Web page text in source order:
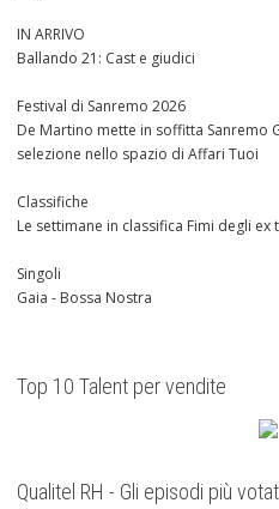
IN ARRIVO
Ballando 21: Cast e giudici
Festival di Sanremo 2026
De Martino mette in soffitta Sanremo
selezione nello spazio di Affari Tuoi
Classifiche
Le settimane in classifica Fimi degli
Singoli
Gaia - Bossa Nostra
Top 10 Talent per vendite
Qualitel RH - Gli episodi più